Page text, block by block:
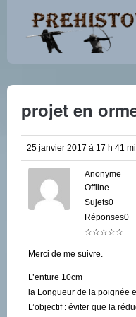
projet en
25 janvier 2017 à 17 h 41
Anonyme
Offline
Sujets0
Réponses0
☆☆☆☆☆
Merci de me suivre.
L’enture 10cm
la Longueur de la poignée
L’objectif : éviter que la